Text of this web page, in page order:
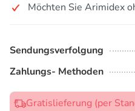
Möchten Sie Arimidex
Sendungsverfolgung
Zahlungs- Methoden
Gratislieferung (per